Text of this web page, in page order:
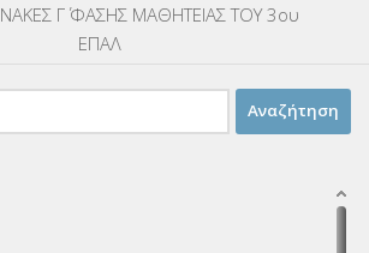
Γ΄ ΦΑΣΗΣ ΜΑΘΗΤΕΙΑΣ ΤΟΥ 3ου
ΕΠΑΛ